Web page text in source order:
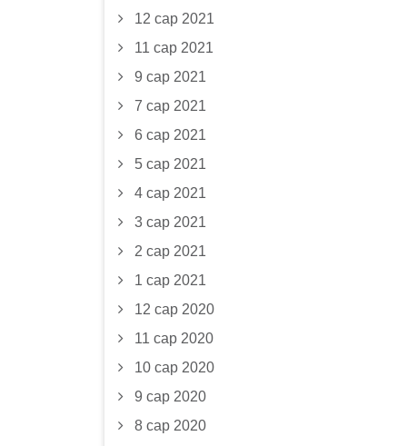
12 сар 2021
11 сар 2021
9 сар 2021
7 сар 2021
6 сар 2021
5 сар 2021
4 сар 2021
3 сар 2021
2 сар 2021
1 сар 2021
12 сар 2020
11 сар 2020
10 сар 2020
9 сар 2020
8 сар 2020